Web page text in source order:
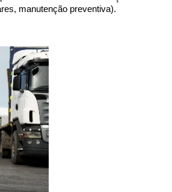
manutenção preventiva).